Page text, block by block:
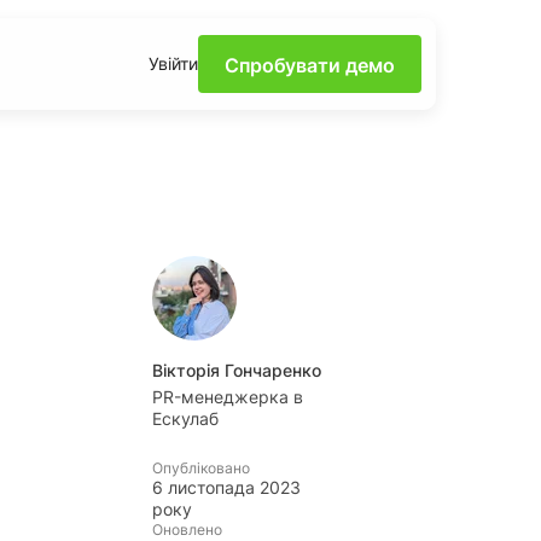
та поради від
інсайтів про
та доступному
трендів та
Увійти Спробувати демо
Вікторія Гончаренко
PR-менеджерка в
Ескулаб
Опубліковано
6 листопада 2023
року
Оновлено